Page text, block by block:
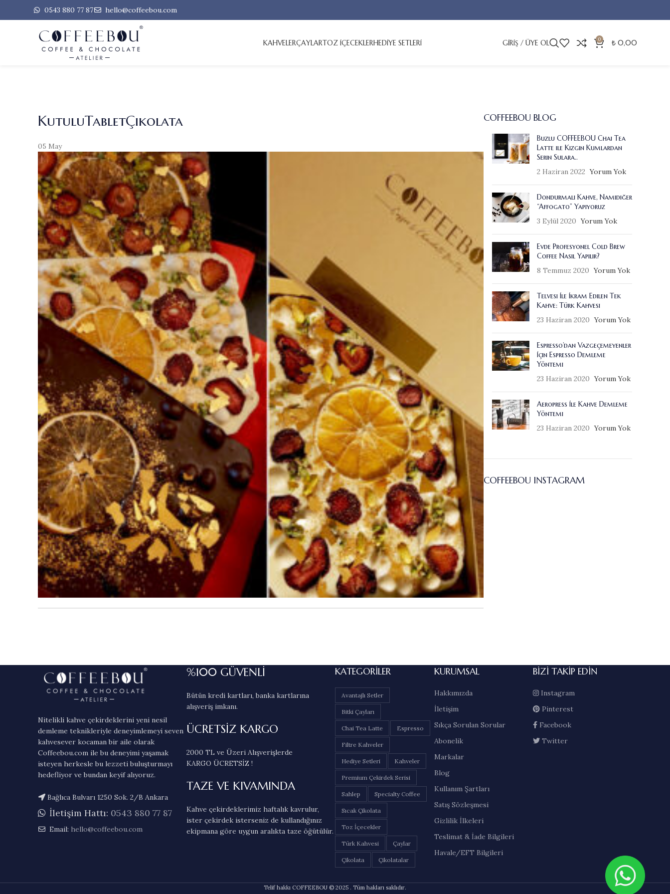
0543 880 77 87 hello@coffeebou.com
KAHVELERÇAYLARTOZ İÇECEKLERHEDİYE SETLERİ GIRIŞ / ÜYE OL 0 ₺ 0,00
KutuluTabletÇikolata
05 May
COFFEEBOU BLOG
Buzlu COFFEEBOU Chai Tea
Latte ile Kızgın Kumlardan
Serin Sulara..
2 Haziran 2022 Yorum Yok
Dondurmalı Kahve, Namıdiğer
“Affogato” Yapıyoruz
3 Eylül 2020 Yorum Yok
Evde Profesyonel Cold Brew
Coffee Nasıl Yapılır?
8 Temmuz 2020 Yorum Yok
Telvesi İle İkram Edilen Tek
Kahve: Türk Kahvesi
23 Haziran 2020 Yorum Yok
Espresso’dan Vazgeçemeyenler
İçin Espresso Demleme
Yöntemi
23 Haziran 2020 Yorum Yok
Aeropress İle Kahve Demleme
Yöntemi
23 Haziran 2020 Yorum Yok
COFFEEBOU INSTAGRAM
Nitelikli kahve çekirdeklerini yeni nesil
demleme teknikleriyle deneyimlemeyi seven
kahvesever kocaman bir aile olarak
Coffeebou.com ile bu deneyimi yaşamak
isteyen herkesle bu lezzeti buluşturmayı
hedefliyor ve bundan keyif alıyoruz.
Bağlıca Bulvarı 1250 Sok. 2/B Ankara
İletişim Hattı: 0543 880 77 87
Email: hello@coffeebou.com
%100 GÜVENLİ
Bütün kredi kartları, banka kartlarına
alışveriş imkanı.
ÜCRETSİZ KARGO
2000 TL ve Üzeri Alışverişlerde
KARGO ÜCRETSİZ !
TAZE VE KIVAMINDA
Kahve çekirdeklerimiz haftalık kavrulur,
ister çekirdek isterseniz de kullandığınız
ekipmana göre uygun aralıkta taze öğütülür.
KATEGORILER
Avantajlı Setler
Bitki Çayları
Chai Tea Latte Espresso
Filtre Kahveler
Hediye Setleri Kahveler
Premium Çekirdek Serisi
Sahlep Specialty Coffee
Sıcak Çikolata
Toz İçecekler
Türk Kahvesi Çaylar
Çikolata Çikolatalar
KURUMSAL
Hakkımızda
İletişim
Sıkça Sorulan Sorular
Abonelik
Markalar
Blog
Kullanım Şartları
Satış Sözleşmesi
Gizlilik İlkeleri
Teslimat & İade Bilgileri
Havale/EFT Bilgileri
BIZI TAKIP EDIN
Instagram
Pinterest
Facebook
Twitter
Telif hakkı COFFEEBOU © 2025 . Tüm hakları saklıdır.